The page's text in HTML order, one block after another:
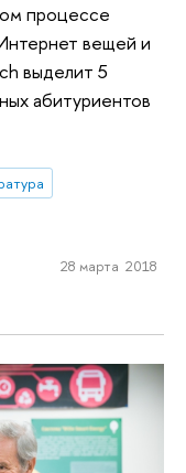
процессе
вещей и
выделит 5
абитуриентов
28 марта 2018